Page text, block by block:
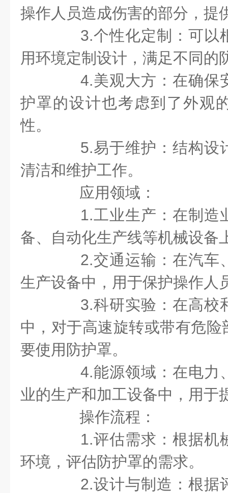
操作人员造成伤害的部分，提
3.个性化定制：可以
用环境定制设计，满足不同的
4.美观大方：在确保
护罩的设计也考虑到了外观
性。
5.易于维护：结构设
清洁和维护工作。
应用领域：
1.工业生产：在制造
备、自动化生产线等机械设备
2.交通运输：在汽车
生产设备中，用于保护操作人
3.科研实验：在高校
中，对于高速旋转或带有危
要使用防护罩。
4.能源领域：在电力
业的生产和加工设备中，用于
操作流程：
1.评估需求：根据机
环境，评估防护罩的需求。
2.设计与制造：根据